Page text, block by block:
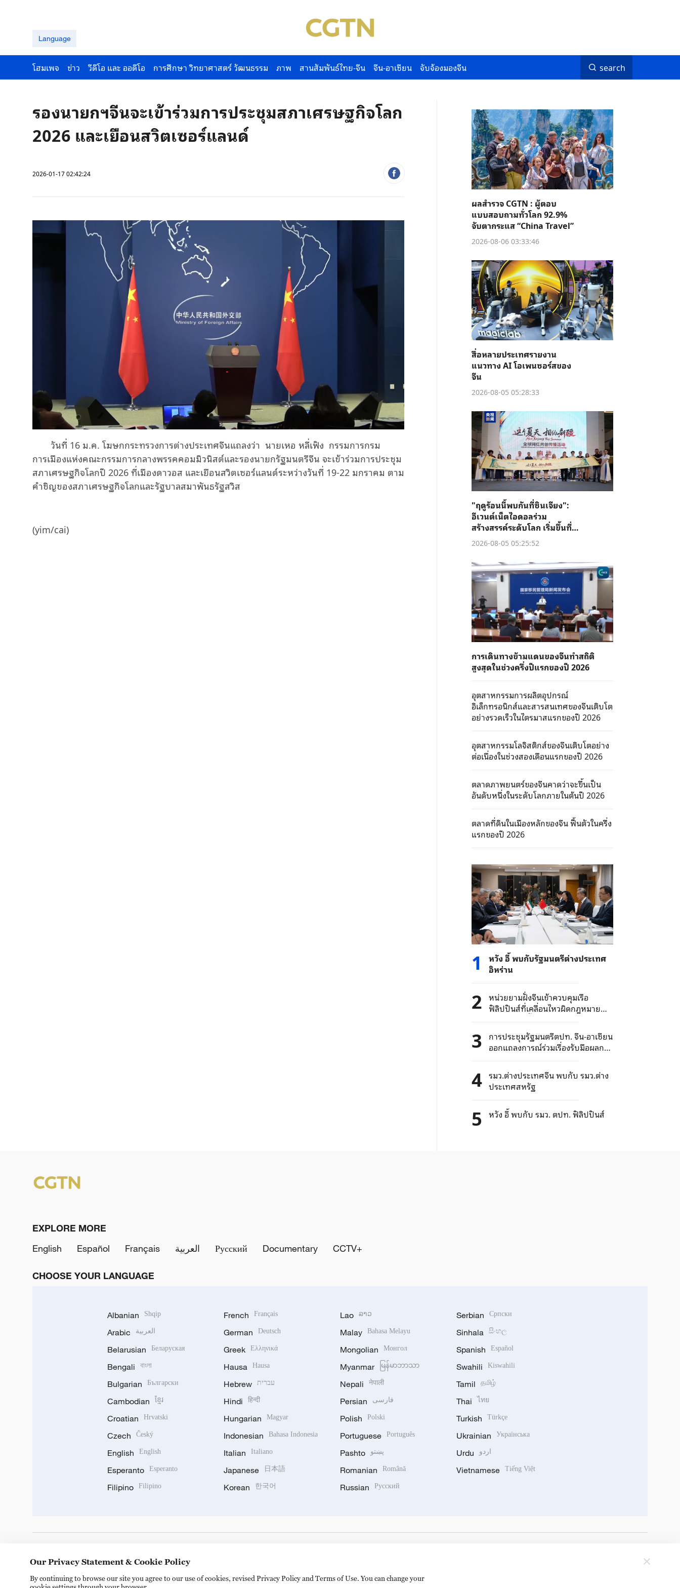
Language
โฮมเพจ ข่าว วีดีโอ และ ออดีโอ การศึกษา วิทยาศาสตร์ วัฒนธรรม ภาพ สานสัมพันธ์ไทย-จีน จีน-อาเซียน จับจ้องมองจีน search
รองนายกฯจีนจะเข้าร่วมการประชุมสภาเศรษฐกิจโลก
2026 และเยือนสวิตเซอร์แลนด์
2026-01-17 02:42:24
วันที่ 16 ม.ค. โฆษกกระทรวงการต่างประเทศจีนแถลงว่า นายเหอ หลี่เฟิง กรรมการกรม
การเมืองแห่งคณะกรรมการกลางพรรคคอมมิวนิสต์และรองนายกรัฐมนตรีจีน จะเข้าร่วมการประชุม
สภาเศรษฐกิจโลกปี 2026 ที่เมืองดาวอส และเยือนสวิตเซอร์แลนด์ระหว่างวันที่ 19-22 มกราคม ตาม
คำชิญของสภาเศรษฐกิจโลกและรัฐบาลสมาพันธรัฐสวิส
(yim/cai)
ผลสำรวจ CGTN : ผู้ตอบ
แบบสอบถามทั่วโลก 92.9%
จับตากระแส “China Travel”
2026-08-06 03:33:46
สื่อหลายประเทศรายงาน
แนวทาง AI โอเพนซอร์สของ
จีน
2026-08-05 05:28:33
"ฤดูร้อนนี้พบกันที่ซินเจียง":
อีเวนต์เน็ตไอดอลร่วม
สร้างสรรค์ระดับโลก เริ่มขึ้นที่คู่
เชอ
2026-08-05 05:25:52
การเดินทางข้ามแดนของจีนทำสถิติ
สูงสุดในช่วงครึ่งปีแรกของปี 2026
อุตสาหกรรมการผลิตอุปกรณ์
อิเล็กทรอนิกส์และสารสนเทศของจีนเติบโต
อย่างรวดเร็วในไตรมาสแรกของปี 2026
อุตสาหกรรมโลจิสติกส์ของจีนเติบโตอย่าง
ต่อเนื่องในช่วงสองเดือนแรกของปี 2026
ตลาดภาพยนตร์ของจีนคาดว่าจะขึ้นเป็น
อันดับหนึ่งในระดับโลกภายในต้นปี 2026
ตลาดที่ดินในเมืองหลักของจีน ฟื้นตัวในครึ่ง
แรกของปี 2026
1
หวัง อี้ พบกับรัฐมนตรีต่างประเทศ
อิหร่าน
2 หน่วยยามฝั่งจีนเข้าควบคุมเรือ
ฟิลิปปินส์ที่เคลื่อนไหวผิดกฎหมาย
บริเวณน่านน้ำเกาะหวงเหยียนของจีน
3 การประชุมรัฐมนตรีตปท. จีน-อาเซียน
ออกแถลงการณ์ร่วมเรื่องรับมือผลกระ
ทบสถานการณ์ตะวันออกกลาง เสริม
ความร่วมมือด้านพลังงานในภูมิภาค
4 รมว.ต่างประเทศจีน พบกับ รมว.ต่าง
ประเทศสหรัฐ
5 หวัง อี้ พบกับ รมว. ตปท. ฟิลิปปินส์
EXPLORE MORE
English
Español Français العربية Русский Documentary CCTV+
CHOOSE YOUR LANGUAGE
Albanian Shqip
Arabic العربية
Belarusian Беларуская
Bengali বাংলা
Bulgarian Български
Cambodian ខ្មែរ
Croatian Hrvatski
Czech Český
English English
Esperanto Esperanto
Filipino Filipino
French Français
German Deutsch
Greek Ελληνικά
Hausa Hausa
Hebrew עברית
Hindi हिन्दी
Hungarian Magyar
Indonesian Bahasa Indonesia
Italian Italiano
Japanese 日本語
Korean 한국어
Lao ລາວ
Malay Bahasa Melayu
Mongolian Монгол
Myanmar မြန်မာဘာသာ
Nepali नेपाली
Persian فارسی
Polish Polski
Portuguese Português
Pashto پښتو
Romanian Română
Russian Русский
Serbian Српски
Sinhala සිංහල
Spanish Español
Swahili Kiswahili
Tamil தமிழ்
Thai ไทย
Turkish Türkçe
Ukrainian Українська
Urdu اردو
Vietnamese Tiếng Việt
Our Privacy Statement & Cookie Policy
By continuing to browse our site you agree to our use of cookies, revised Privacy Policy and Terms of Use. You can change your